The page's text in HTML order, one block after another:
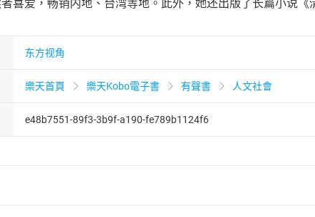
喜爱，畅销内地、台湾等地。此外，她还出版了长篇小说
东方视角
樂天首頁 樂天Kobo電子書 有聲書 人文社會
e48b7551-89f3-3b9f-a190-fe789b1124f6